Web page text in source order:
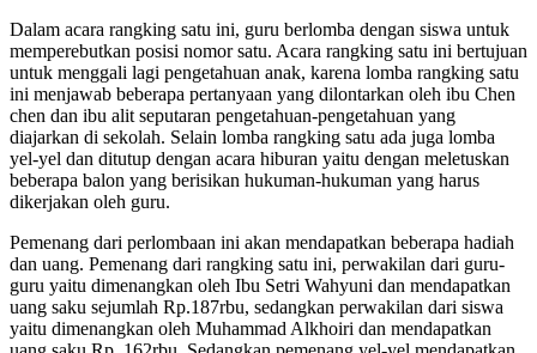
Dalam acara rangking satu ini, guru berlomba dengan siswa untuk
memperebutkan posisi nomor satu. Acara rangking satu ini bertujuan
untuk menggali lagi pengetahuan anak, karena lomba rangking satu
ini menjawab beberapa pertanyaan yang dilontarkan oleh ibu Chen
chen dan ibu alit seputaran pengetahuan-pengetahuan yang
diajarkan di sekolah. Selain lomba rangking satu ada juga lomba
yel-yel dan ditutup dengan acara hiburan yaitu dengan meletuskan
beberapa balon yang berisikan hukuman-hukuman yang harus
dikerjakan oleh guru.
Pemenang dari perlombaan ini akan mendapatkan beberapa hadiah
dan uang. Pemenang dari rangking satu ini, perwakilan dari guru-
guru yaitu dimenangkan oleh Ibu Setri Wahyuni dan mendapatkan
uang saku sejumlah Rp.187rbu, sedangkan perwakilan dari siswa
yaitu dimenangkan oleh Muhammad Alkhoiri dan mendapatkan